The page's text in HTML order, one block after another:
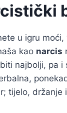
u igru
kao narcis
najbolji, pa
tijelo,